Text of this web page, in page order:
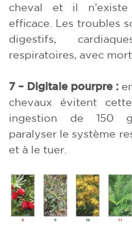
cheval et il
efficace. Les troubles
digestifs,
respiratoires, avec
7 – Digitale pourpre :
chevaux évitent
ingestion de 150
paralyser le système
et à le tuer.